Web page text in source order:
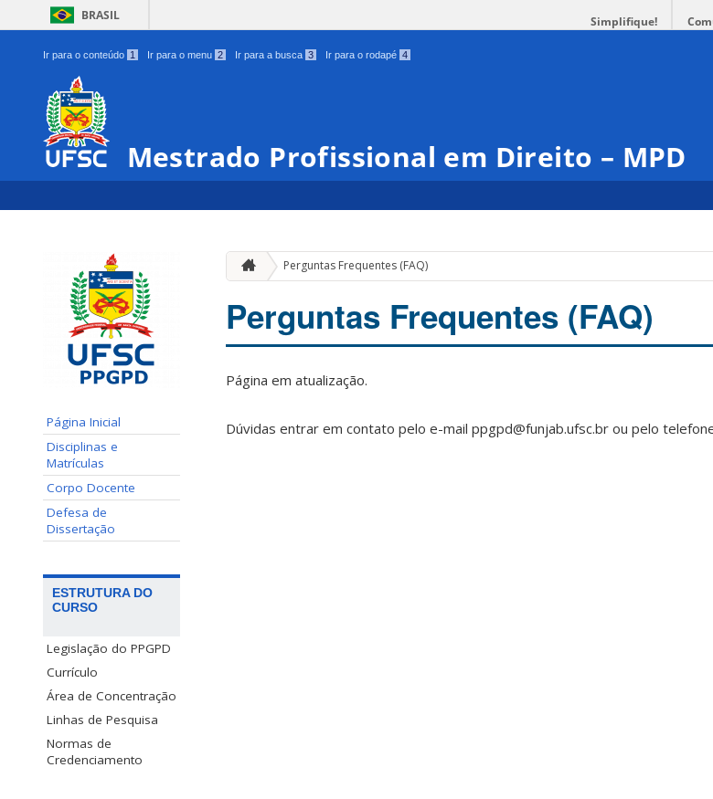
BRASIL Simplifique!
Ir para o conteúdo 1 Ir para o menu 2 Ir para a busca 3 Ir para o rodapé 4
Mestrado Profissional em Direito – MPD
Página Inicial
Disciplinas e
Matrículas
Corpo Docente
Defesa de
Dissertação
ESTRUTURA DO
CURSO
Legislação do PPGPD
Currículo
Área de Concentração
Linhas de Pesquisa
Normas de
Credenciamento
Perguntas Frequentes (FAQ)
Perguntas Frequentes (FAQ)
Página em atualização.
Dúvidas entrar em contato pelo e-mail ppgpd@funjab.ufsc.br ou pelo